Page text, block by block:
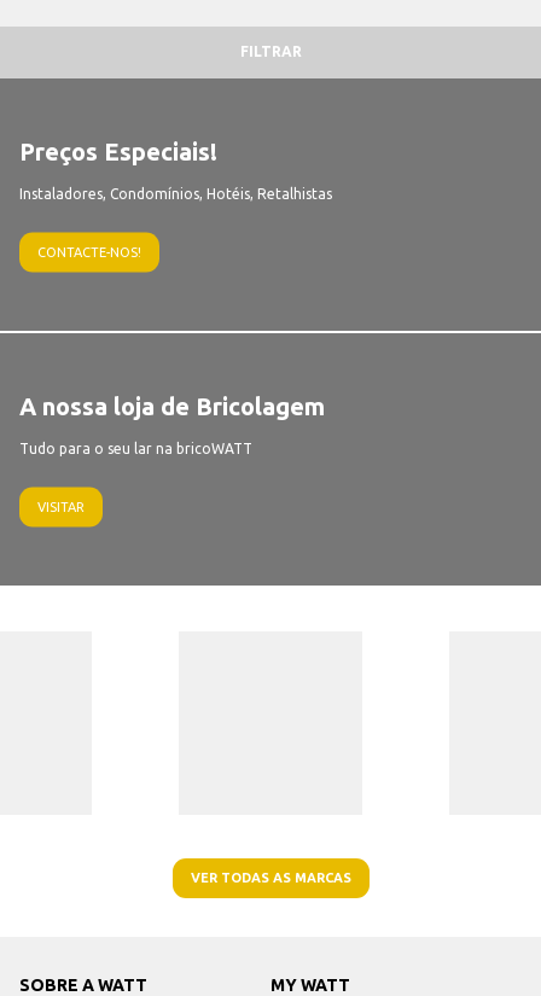
FILTRAR
Preços Especiais!
Instaladores, Condomínios, Hotéis, Retalhistas
CONTACTE-NOS!
A nossa loja de Bricolagem
Tudo para o seu lar na bricoWATT
VISITAR
VER TODAS AS MARCAS
SOBRE A WATT MY WATT